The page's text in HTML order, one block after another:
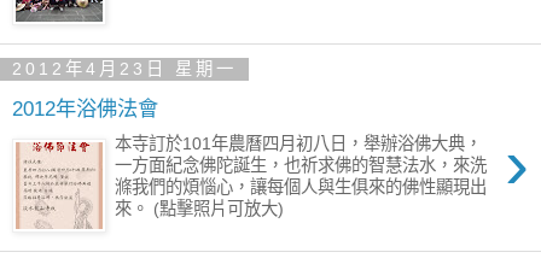
2012年4月23日 星期一
2012年浴佛法會
›
本寺訂於101年農曆四月初八日，舉辦浴佛大典，
一方面紀念佛陀誕生，也祈求佛的智慧法水，來洗
滌我們的煩惱心，讓每個人與生俱來的佛性顯現出
來。 (點擊照片可放大)